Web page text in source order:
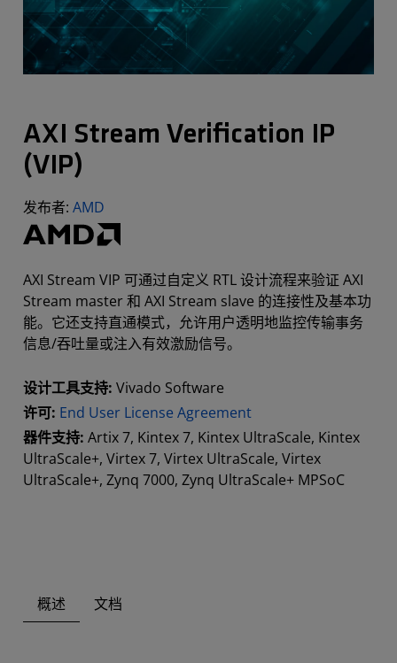
AXI Stream Verification IP
(VIP)
发布者: AMD
AXI Stream VIP 可通过自定义 RTL 设计流程来验证 AXI
Stream master 和 AXI Stream slave 的连接性及基本功
能。它还支持直通模式，允许用户透明地监控传输事务
信息/吞吐量或注入有效激励信号。
设计工具支持: Vivado Software
许可: End User License Agreement
器件支持: Artix 7, Kintex 7, Kintex UltraScale, Kintex
UltraScale+, Virtex 7, Virtex UltraScale, Virtex
UltraScale+, Zynq 7000, Zynq UltraScale+ MPSoC
概述 文档